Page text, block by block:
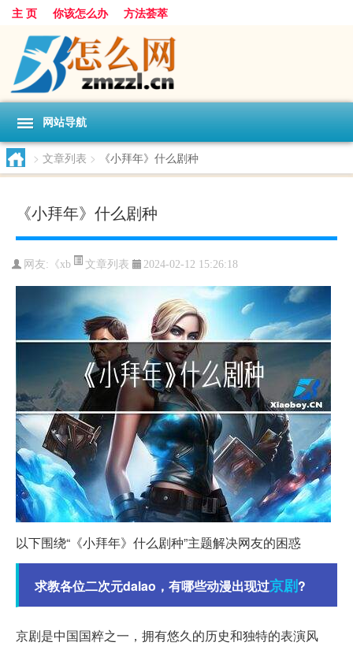
主 页 你该怎么办 方法荟萃
网站导航
> 文章列表 > 《小拜年》什么剧种
《小拜年》什么剧种
网友: 《xb 文章列表 2024-02-12 15:26:18
以下围绕“《小拜年》什么剧种”主题解决网友的困惑
求教各位二次元dalao，有哪些动漫出现过京剧?
京剧是中国国粹之一，拥有悠久的历史和独特的表演风